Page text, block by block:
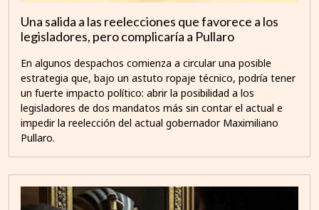
Una salida a las reelecciones que favorece a los
legisladores, pero complicaría a Pullaro
En algunos despachos comienza a circular una posible
estrategia que, bajo un astuto ropaje técnico, podría tener
un fuerte impacto político: abrir la posibilidad a los
legisladores de dos mandatos más sin contar el actual e
impedir la reelección del actual gobernador Maximiliano
Pullaro.